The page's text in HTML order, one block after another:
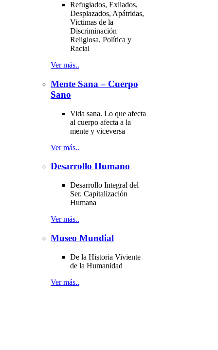
Refugiados, Exilados,
Desplazados, Apátridas,
Victimas de la
Discriminación
Religiosa, Política y
Racial
Ver más..
Mente Sana – Cuerpo
Sano
Vida sana. Lo que afecta
al cuerpo afecta a la
mente y viceversa
Ver más..
Desarrollo Humano
Desarrollo Integral del
Ser. Capitalización
Humana
Ver más..
Museo Mundial
De la Historia Viviente
de la Humanidad
Ver más..